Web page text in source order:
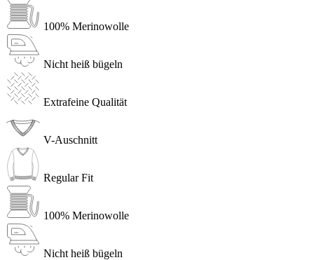
100% Merinowolle
Nicht heiß bügeln
Extrafeine Qualität
V-Auschnitt
Regular Fit
100% Merinowolle
Nicht heiß bügeln